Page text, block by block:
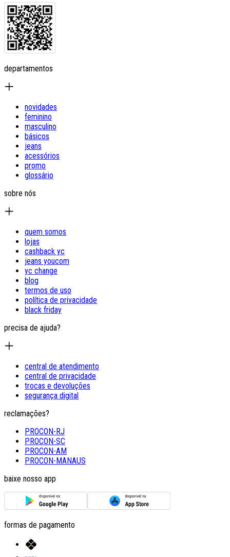
departamentos
novidades
feminino
masculino
básicos
jeans
acessórios
promo
glossário
sobre nós
quem somos
lojas
cashback yc
jeans youcom
yc change
blog
termos de uso
política de privacidade
black friday
precisa de ajuda?
central de atendimento
central de privacidade
trocas e devoluções
segurança digital
reclamações?
PROCON-RJ
PROCON-SC
PROCON-AM
PROCON-MANAUS
baixe nosso app
formas de pagamento